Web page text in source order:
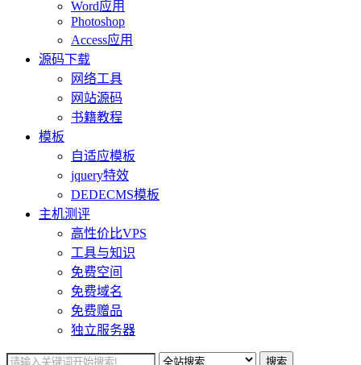
Word应用
Photoshop
Access应用
源码下载
网络工具
网站源码
书籍教程
模板
自适应模板
jquery特效
DEDECMS模板
主机测评
高性价比VPS
工具与知识
免费空间
免费域名
免费赠品
独立服务器
搜索